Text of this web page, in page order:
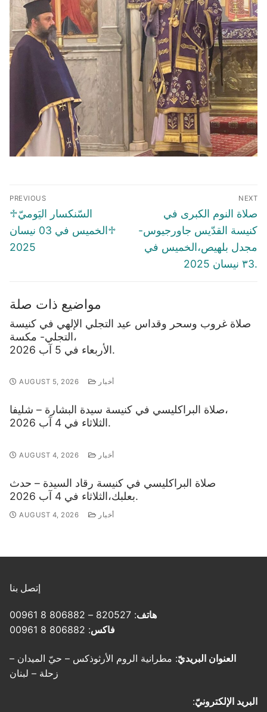
Post
navigation
PREVIOUS
Previous
post:
♱السّنكسار اليَوميّ
♱الخميس في 03 نيسان
2025
NEXT
Next
post:
صلاة النوم الكبرى في
كنيسة القدّيس جاورجيوس-
مجدل بلهيص،الخميس في
٣3 نيسان 2025.
مواضيع ذات صلة
صلاة غروب وسحر وقداس عيد التجلي الإلهي في كنيسة
التجلي- مكسة،
الأربعاء في 5 آب 2026.
AUGUST 5, 2026 أخبار
صلاة البراكليسي في كنيسة سيدة البشارة – شليفا،
الثلاثاء في 4 آب 2026.
AUGUST 4, 2026 أخبار
صلاة البراكليسي في كنيسة رقاد السيدة – حدث
بعلبك،الثلاثاء في 4 آب 2026.
AUGUST 4, 2026 أخبار
إتصل بنا
هاتف: 820527 – 806882 8 00961
فاكس: 806882 8 00961
العنوان البريديّ: مطرانية الروم الأرثوذكس – حيّ الميدان –
زحلة – لبنان
البريد الإلكترونيّ: